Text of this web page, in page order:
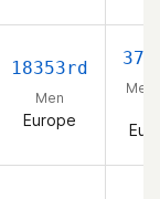
18353rd
Men
Europe
Men